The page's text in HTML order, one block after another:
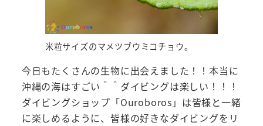
米粒サイズのマメツブウミコチョウ。
今日もたくさんの生物に出会えました！！本当に
沖縄の海はすごい＾＾ダイビングは楽しい！！！
ダイビングショップ「Ouroboros」は皆様と一緒
に楽しめるように、皆様の好きなダイビングをリ